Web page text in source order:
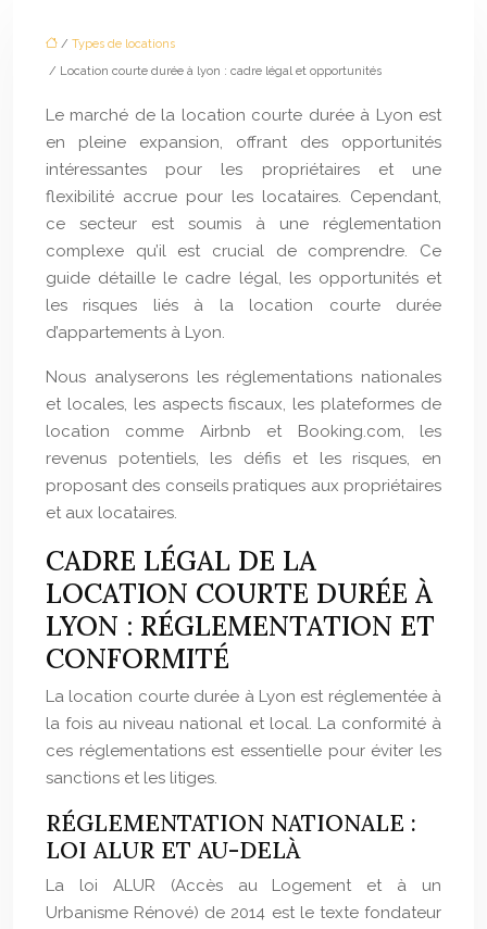
/ Types de locations
/ Location courte durée à lyon : cadre légal et opportunités
Le marché de la location courte durée à Lyon est
en pleine expansion, offrant des opportunités
intéressantes pour les propriétaires et une
flexibilité accrue pour les locataires. Cependant,
ce secteur est soumis à une réglementation
complexe qu’il est crucial de comprendre. Ce
guide détaille le cadre légal, les opportunités et
les risques liés à la location courte durée
d’appartements à Lyon.
Nous analyserons les réglementations nationales
et locales, les aspects fiscaux, les plateformes de
location comme Airbnb et Booking.com, les
revenus potentiels, les défis et les risques, en
proposant des conseils pratiques aux propriétaires
et aux locataires.
CADRE LÉGAL DE LA
LOCATION COURTE DURÉE À
LYON : RÉGLEMENTATION ET
CONFORMITÉ
La location courte durée à Lyon est réglementée à
la fois au niveau national et local. La conformité à
ces réglementations est essentielle pour éviter les
sanctions et les litiges.
RÉGLEMENTATION NATIONALE :
LOI ALUR ET AU-DELÀ
La loi ALUR (Accès au Logement et à un
Urbanisme Rénové) de 2014 est le texte fondateur